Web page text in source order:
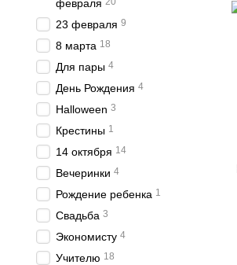
февраля
23 февраля 9
8 марта 18
Для пары 4
День Рождения 4
Halloween 3
Крестины 1
14 октября 14
Вечеринки 4
Рождение ребенка 1
Свадьба 3
Экономисту 4
Учителю 18